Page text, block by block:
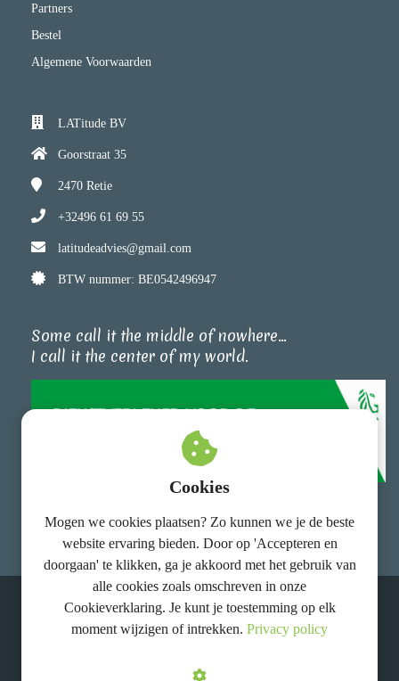
Partners
Bestel
Algemene Voorwaarden
LATitude BV
Goorstraat 35
2470 Retie
+32496 61 69 55
latitudeadvies@gmail.com
BTW nummer: BE0542496947
Some call it the middle of nowhere...
I call it the center of my world.
Agentschap Landbouw en Zeevisserij
Cookies
Mogen we cookies plaatsen? Zo kunnen we je de beste
website ervaring bieden. Door op 'Accepteren en
doorgaan' te klikken, ga je akkoord met het gebruik van
alle cookies zoals omschreven in onze
Cookieverklaring. Je kunt je toestemming op elk
moment wijzigen of intrekken. Privacy policy